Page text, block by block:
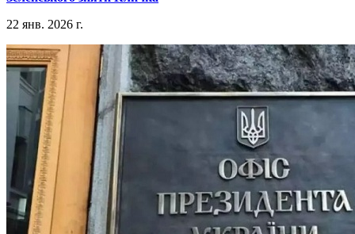
22 янв. 2026 г.